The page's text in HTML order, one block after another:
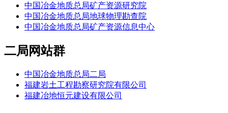
中国冶金地质总局矿产资源研究院
中国冶金地质总局地球物理勘查院
中国冶金地质总局矿产资源信息中心
二局网站群
中国冶金地质总局二局
福建岩土工程勘察研究院有限公司
福建冶地恒元建设有限公司